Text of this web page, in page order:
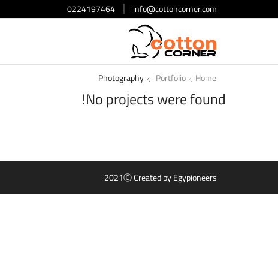
info@cottoncorner.com
0224197464
Home
Portfolio
Photography
No projects were found!
2021Ⓒ Created byEgypioneers